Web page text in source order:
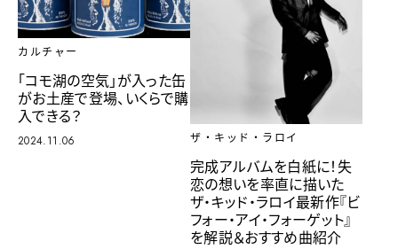
カルチャー
「コモ湖の空気」が入った缶
がお土産で登場、いくらで購
入できる？
2024.11.06 ザ・キッド・ラロイ
完成アルバムを白紙に！失
恋の想いを率直に描いた
ザ・キッド・ラロイ最新作『ビ
フォー・アイ・フォーゲット』
を解説＆おすすめ曲紹介